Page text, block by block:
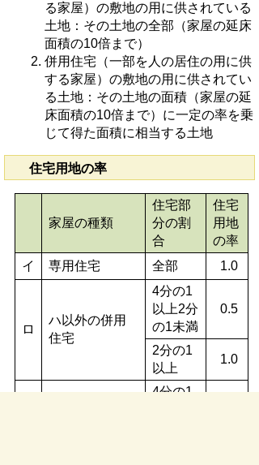
る家屋）の敷地の用に供されている
土地：その土地の全部（家屋の延床
面積の10倍まで）
併用住宅（一部を人の居住の用に供
する家屋）の敷地の用に供されてい
る土地：その土地の面積（家屋の延
床面積の10倍まで）に一定の率を乗
じて得た面積に相当する土地
住宅用地の率
家屋の種類
住宅部
分の割
合
住宅
用地
の率
イ
専用住宅 全部 1.0
ロ
ハ以外の併用
住宅
4分の1
以上2分
の1未満
0.5
2分の1
以上
1.0
4分の1